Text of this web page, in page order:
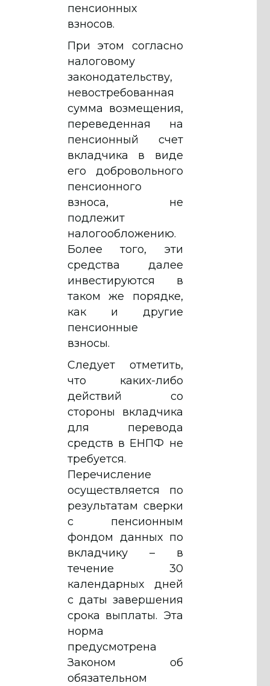
пенсионных
взносов.
При этом согласно
налоговому
законодательству,
невостребованная
сумма возмещения,
переведенная на
пенсионный счет
вкладчика в виде
его добровольного
пенсионного
взноса, не
подлежит
налогообложению.
Более того, эти
средства далее
инвестируются в
таком же порядке,
как и другие
пенсионные
взносы.
Следует отметить,
что каких-либо
действий со
стороны вкладчика
для перевода
средств в ЕНПФ не
требуется.
Перечисление
осуществляется по
результатам сверки
с пенсионным
фондом данных по
вкладчику – в
течение 30
календарных дней
с даты завершения
срока выплаты. Эта
норма
предусмотрена
Законом об
обязательном